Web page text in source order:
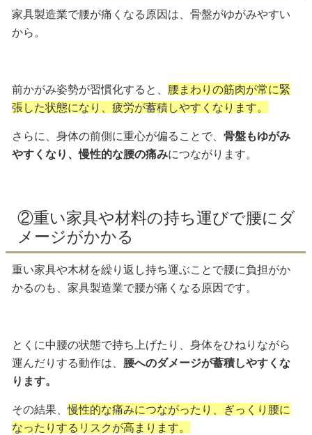
家具製造業で腰が痛くなる原因は、骨盤がゆがみやすい
から。
前かがみ姿勢が習慣化すると、 腰まわりの筋肉が常に緊
張した状態になり、疲労が蓄積しやすくなります。
さらに、身体の前側に重心が偏ることで、 骨盤もゆがみ
やすくなり、慢性的な腰の痛みにつながります。
②重い家具や材料の持ち運びで腰にダ
メージがかかる
重い家具や木材を繰り返し持ち運ぶことで腰に負担がか
かるのも、家具製造業で腰が痛くなる原因です。
とくに中腰の状態で持ち上げたり、身体をひねりながら
運んだりする動作は、 腰へのダメージが蓄積しやすくな
ります。
その結果、慢性的な痛みにつながったり、ぎっくり腰に
なったりするリスクが高まります。